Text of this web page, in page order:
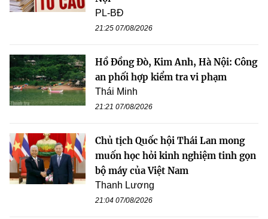
PL-BĐ
21:25 07/08/2026
Hồ Đồng Đò, Kim Anh, Hà Nội: Công
an phối hợp kiểm tra vi phạm
Thái Minh
21:21 07/08/2026
Chủ tịch Quốc hội Thái Lan mong
muốn học hỏi kinh nghiệm tinh gọn
bộ máy của Việt Nam
Thanh Lương
21:04 07/08/2026